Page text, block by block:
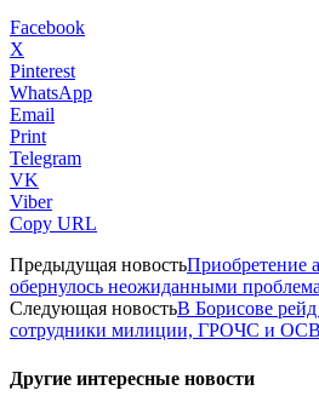
Facebook
X
Pinterest
WhatsApp
Email
Print
Telegram
VK
Viber
Copy URL
Предыдущая новостьПриобретение
обернулось неожиданными
Следующая новостьВ Борисове
сотрудники милиции, ГРОЧС и
Другие интересные новости